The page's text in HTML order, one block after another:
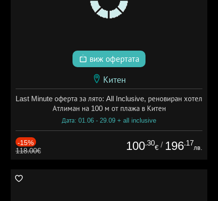
виж офертата
Китен
Last Minute оферта за лято: All Inclusive, реновиран хотел
Атлиман на 100 м от плажа в Китен
Дата: 01.06 - 29.09 + all inclusive
-15%
118.00€ 100.30
€ / 196.17
лв.